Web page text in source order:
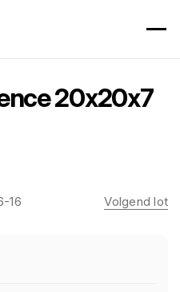
20x20x7
16 Volgend lot